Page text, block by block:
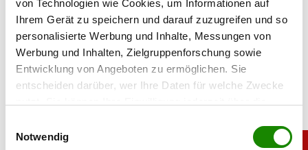
von Technologien wie Cookies, um Informationen auf
Ihrem Gerät zu speichern und darauf zuzugreifen und so
personalisierte Werbung und Inhalte, Messungen von
Werbung und Inhalten, Zielgruppenforschung sowie
Entwicklung von Angeboten zu ermöglichen. Sie
entscheiden darüber, wer Ihre Daten für welche Zwecke
Trigger Symbol ändern oder widerrufen
Notwendig
07.08.2026 UM 11:45,SIMONE REITMEIER
Der Salzburg Airport ist 100 Jahre alt und steht vor dem
größten Umbau seiner Geschichte. GF Bettina Ganghofer
erklärt, was Passagiere künftig erwartet.